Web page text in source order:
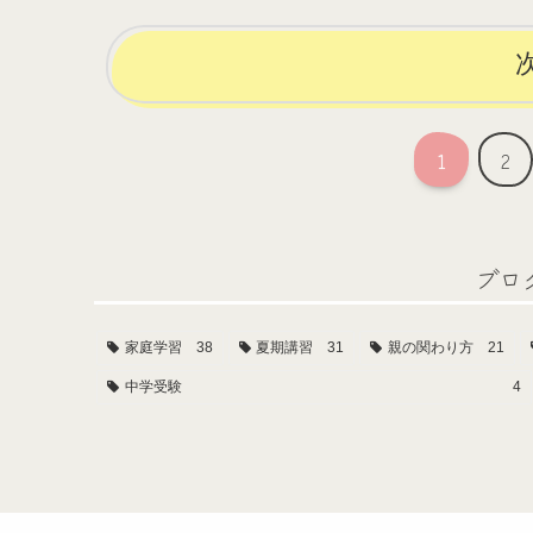
1 2
ブロ
家庭学習 38 夏期講習 31 親の関わり方 21
中学受験 4